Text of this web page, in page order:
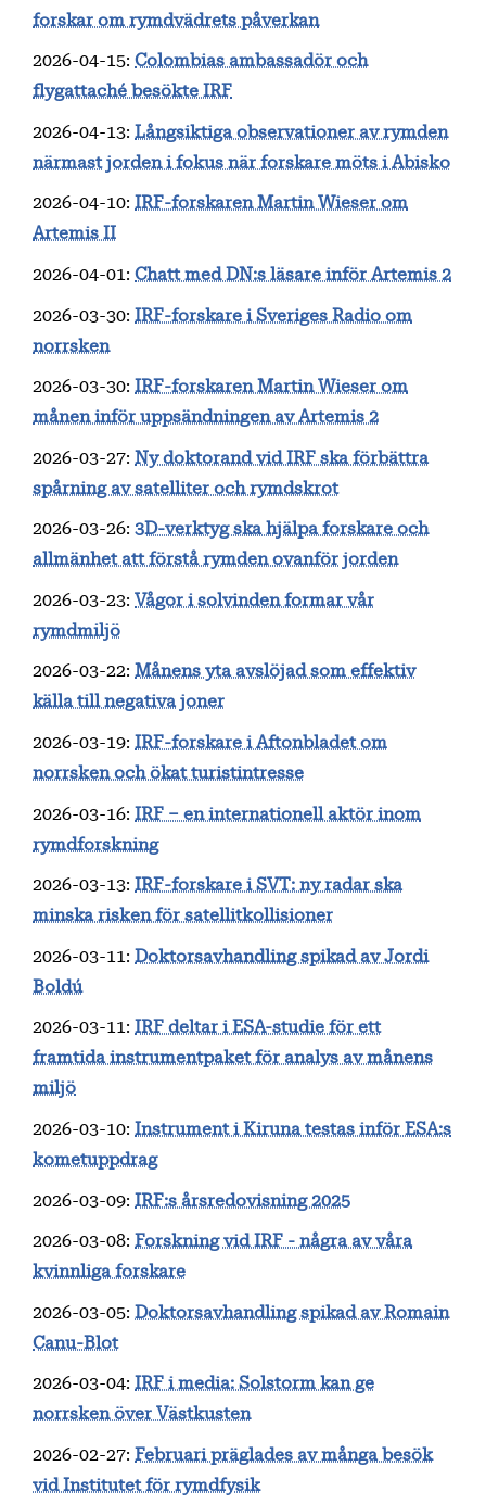
forskar om rymdvädrets påverkan
2026-04-15: Colombias ambassadör och
flygattaché besökte IRF
2026-04-13: Långsiktiga observationer av rymden
närmast jorden i fokus när forskare möts i Abisko
2026-04-10: IRF-forskaren Martin Wieser om
Artemis II
2026-04-01 : Chatt med DN:s läsare inför Artemis 2
2026-03-30: IRF-forskare i Sveriges Radio om
norrsken
2026-03-30: IRF-forskaren Martin Wieser om
månen inför uppsändningen av Artemis 2
2026-03-27: Ny doktorand vid IRF ska förbättra
spårning av satelliter och rymdskrot
2026-03-26: 3D-verktyg ska hjälpa forskare och
allmänhet att förstå rymden ovanför jorden
2026-03-23: Vågor i solvinden formar vår
rymdmiljö
2026-03-22: Månens yta avslöjad som effektiv
källa till negativa joner
2026-03-19: IRF-forskare i Aftonbladet om
norrsken och ökat turistintresse
2026-03-16: IRF – en internationell aktör inom
rymdforskning
2026-03-13: IRF-forskare i SVT: ny radar ska
minska risken för satellitkollisioner
2026-03-11 : Doktorsavhandling spikad av Jordi
Boldú
2026-03-11: IRF deltar i ESA-studie för ett
framtida instrumentpaket för analys av månens
miljö
2026-03-10: Instrument i Kiruna testas inför ESA:s
kometuppdrag
2026-03-09: IRF:s årsredovisning 2025
2026-03-08: Forskning vid IRF - några av våra
kvinnliga forskare
2026-03-05: Doktorsavhandling spikad av Romain
Canu-Blot
2026-03-04: IRF i media: Solstorm kan ge
norrsken över Västkusten
2026-02-27: Februari präglades av många besök
vid Institutet för rymdfysik